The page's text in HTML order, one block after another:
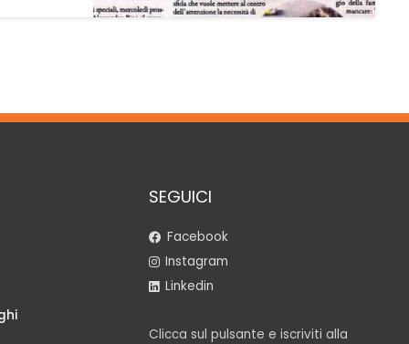
SEGUICI
Facebook
Instagram
Linkedin
Clicca sul pulsante e iscriviti alla